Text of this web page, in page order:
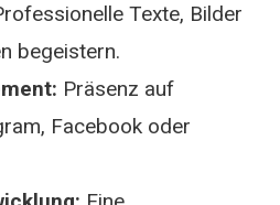
Texte, Bilder
begeistern.
Präsenz auf
Facebook oder